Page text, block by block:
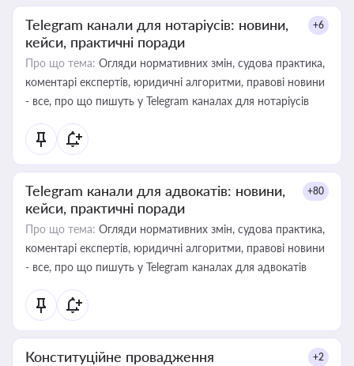
Telegram канали для нотаріусів: новини,
кейси, практичні поради
+6
Про що тема: Огляди нормативних змін, судова практика,
коментарі експертів, юридичні алгоритми, правові новини
- все, про що пишуть у Telegram каналах для нотаріусів
Telegram канали для адвокатів: новини,
кейси, практичні поради
+80
Про що тема: Огляди нормативних змін, судова практика,
коментарі експертів, юридичні алгоритми, правові новини
- все, про що пишуть у Telegram каналах для адвокатів
Конституційне провадження +2